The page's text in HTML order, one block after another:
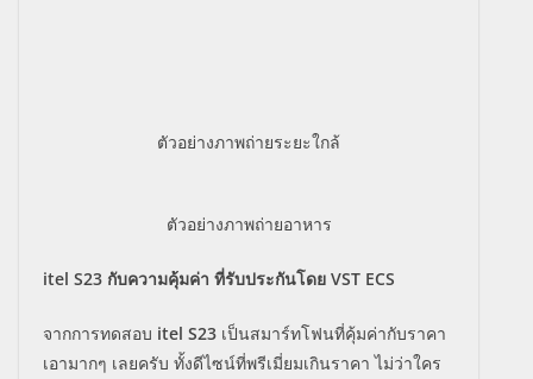
ตัวอย่างภาพถ่ายระยะใกล้
ตัวอย่างภาพถ่ายอาหาร
itel S23 กับความคุ้มค่า ที่รับประกันโดย VST ECS
จากการทดสอบ itel S23 เป็นสมาร์ทโฟนที่คุ้มค่ากับราคา
เอามากๆ เลยครับ ทั้งดีไซน์ที่พรีเมี่ยมเกินราคา ไม่ว่าใคร